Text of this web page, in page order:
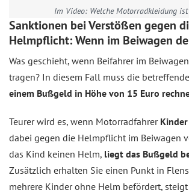
Im Video: Welche Motorradkleidung
Sanktionen bei Verstößen gegen
Helmpflicht: Wenn im Beiwagen
Was geschieht, wenn Beifahrer im
tragen? In diesem Fall muss die
einem Bußgeld in Höhe von 15 Euro
Teurer wird es, wenn Motorradfahrer
dabei gegen die Helmpflicht im Beiwagen
das Kind keinen Helm, liegt das Bußgeld
Zusätzlich erhalten Sie einen Punkt in
mehrere Kinder ohne Helm befördert,